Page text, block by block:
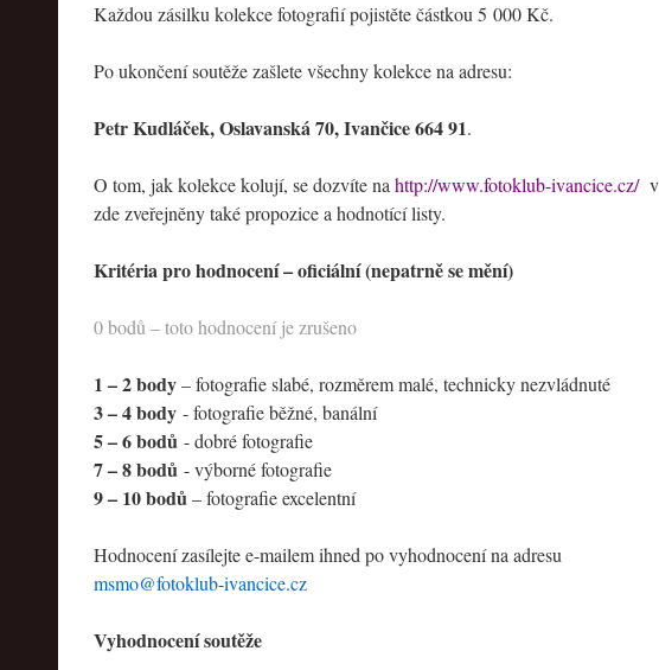
Každou zásilku kolekce fotografií pojistěte částkou 5 000 Kč.
Po ukončení soutěže zašlete všechny kolekce na adresu:
Petr Kudláček, Oslavanská 70, Ivančice 664 91.
O tom, jak kolekce kolují, se dozvíte na http://www.fotoklub-ivancice.cz/v
zde zveřejněny také propozice a hodnotící listy.
Kritéria pro hodnocení – oficiální (nepatrně se mění)
0 bodů – toto hodnocení je zrušeno
1 – 2 body– fotografie slabé, rozměrem malé, technicky nezvládnuté
3 – 4 body - fotografie běžné, banální
5 – 6 bodů - dobré fotografie
7 – 8 bodů - výborné fotografie
9 – 10 bodů– fotografie excelentní
Hodnocení zasílejte e-mailem ihned po vyhodnocení na adresu
msmo@fotoklub-ivancice.cz
Vyhodnocení soutěže